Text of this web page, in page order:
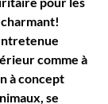
comme à
à concept
se